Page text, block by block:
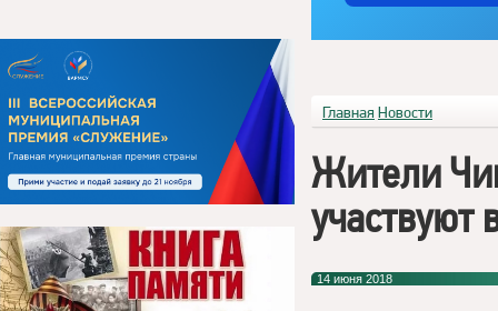
Главная Новости
Жители
участвуют
14 июня 2018